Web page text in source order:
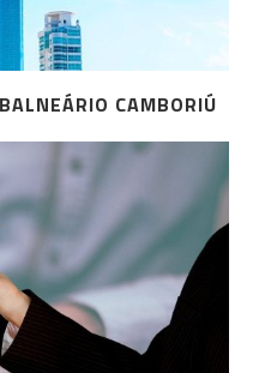
CAMBORIÚ